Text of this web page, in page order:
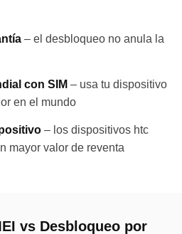
– el desbloqueo no anula la
con SIM – usa tu dispositivo
en el mundo
– los dispositivos htc
mayor valor de reventa
vs Desbloqueo por